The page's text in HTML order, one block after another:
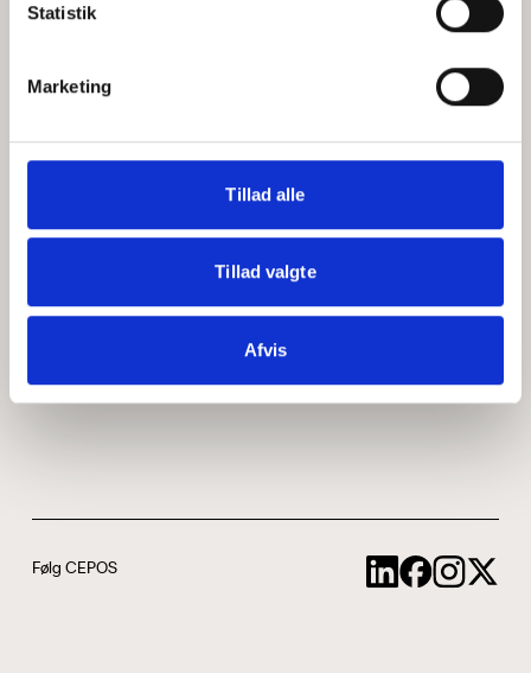
Statistik
Marketing
Tillad alle
Tillad valgte
Afvis
Hvem er CEPOS
Medarbejdere
ABCepos
Podcast
Følg CEPOS